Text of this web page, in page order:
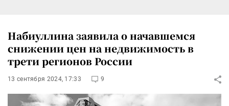
Набиуллина заявила о начавшемся
снижении цен на недвижимость в
трети регионов России
13 сентября 2024, 17:33 9